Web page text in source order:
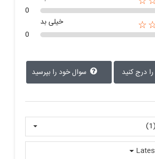
0
خیلی بد
0
سوال خود را بپرسید